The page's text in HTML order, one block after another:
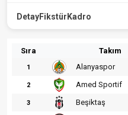
DetayFikstür Kadro
Sıra Takım
1 Alanyaspor
2 Amed Sportif
3 Beşiktaş